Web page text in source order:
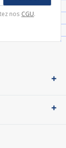
nos CGU.